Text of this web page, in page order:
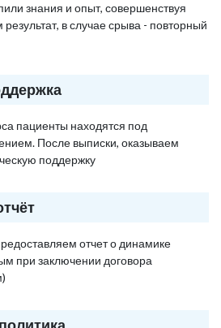
знания и опыт, совершенствуя
в случае срыва - повторный
пациенты находятся под
После выписки, оказываем
поддержку
отчет о динамике
при заключении договора